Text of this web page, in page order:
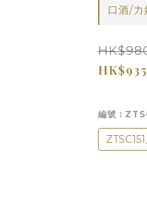
口酒/
編號 :